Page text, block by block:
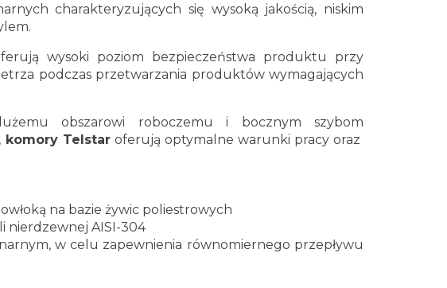
charakteryzujących się wysoką jakością, niskim
wysoki poziom bezpieczeństwa produktu przy
podczas przetwarzania produktów wymagających
obszarowi roboczemu i bocznym szybom
komory Telstar oferują optymalne warunki pracy oraz
na bazie żywic poliestrowych
nierdzewnej AISI-304
w celu zapewnienia równomiernego przepływu